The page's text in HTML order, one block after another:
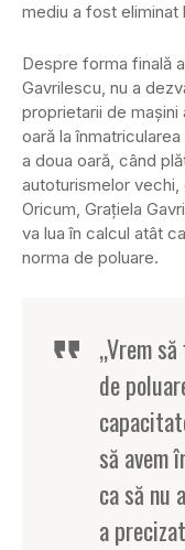
mediu a fost eliminat
Despre forma finală
Gavrilescu, nu a
proprietarii de
oară la
a doua oară, când
autoturismelor vechi,
Oricum, Graţiela
va lua în calcul atât
norma de poluare.
„Vrem
de
să avem
ca să nu
a